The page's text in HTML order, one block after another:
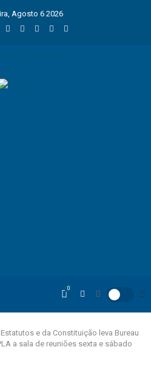
Agosto 6 2026
0
e da Constituição leva Bureau
a sala de reuniões sexta e sábado